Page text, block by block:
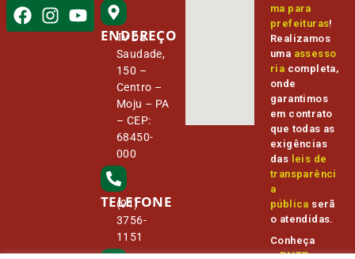
ENDEREÇO
Tv Da
Saudade,
150 –
Centro –
Moju – PA
– CEP:
68450-
000
TELEFONE
(91)
3756-
1151
ma para
prefeituras!
Realizamos
uma assesso
ria completa,
onde
garantimos
em contrato
que todas as
exigências
das leis de
transparênci
a
pública serã
o atendidas.
Conheça
oPNTPe